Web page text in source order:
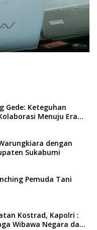
Gede: Keteguhan
Menuju Era
dengan
Sukabumi
Pemuda Tani
Kostrad, Kapolri :
Wibawa Negara dan